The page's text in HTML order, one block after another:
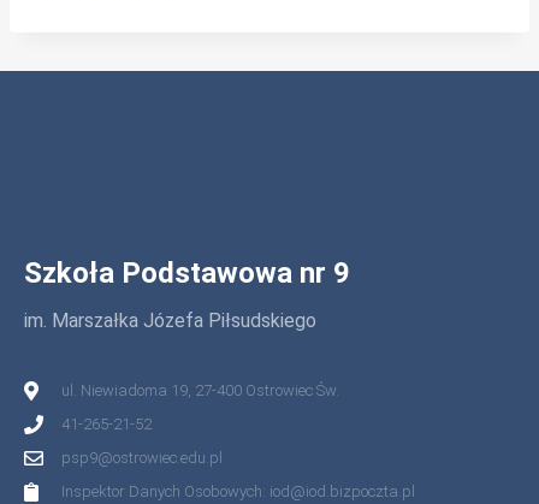
Szkoła Podstawowa nr 9
im. Marszałka Józefa Piłsudskiego
ul. Niewiadoma 19, 27-400 Ostrowiec Św.
41-265-21-52
psp9@ostrowiec.edu.pl
Inspektor Danych Osobowych: iod@iod.bizpoczta.pl